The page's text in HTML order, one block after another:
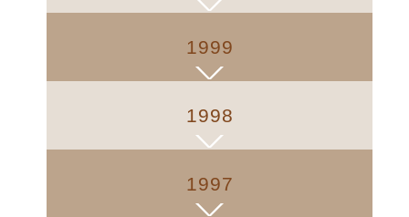
1999
1998
1997